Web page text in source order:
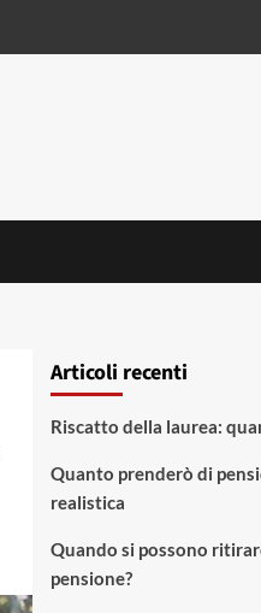
Articoli recenti
Riscatto della laurea:
Quanto prenderò di
realistica
Quando si possono
pensione?